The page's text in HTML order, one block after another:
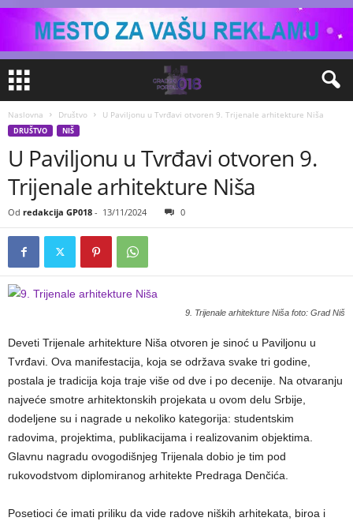
Naslovna Društvo U Paviljonu u Tvrđavi otvoren 9. Trijenale arhitekture Niša
DRUŠTVO NIŠ
U Paviljonu u Tvrđavi otvoren 9.
Trijenale arhitekture Niša
Od redakcija GP018 - 13/11/2024 0
9. Trijenale arhitekture Niša foto: Grad Niš
Deveti Trijenale arhitekture Niša otvoren je sinoć u Paviljonu u
Tvrđavi. Ova manifestacija, koja se održava svake tri godine,
postala je tradicija koja traje više od dve i po decenije. Na otvaranju
najveće smotre arhitektonskih projekata u ovom delu Srbije,
dodeljene su i nagrade u nekoliko kategorija: studentskim
radovima, projektima, publikacijama i realizovanim objektima.
Glavnu nagradu ovogodišnjeg Trijenala dobio je tim pod
rukovodstvom diplomiranog arhitekte Predraga Denčića.
Posetioci će imati priliku da vide radove niških arhitekata, biroa i